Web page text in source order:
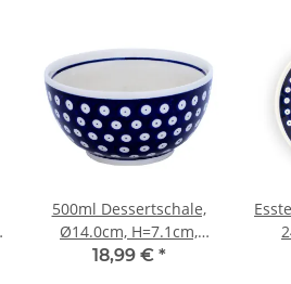
500ml Dessertschale,
Ø14.0cm, H=7.1cm,
Dekor 42
18,99 € *